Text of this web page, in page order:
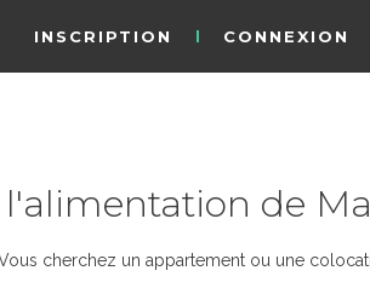
INSCRIPTION CONNEXION
de
Vous cherchez un appartement ou une